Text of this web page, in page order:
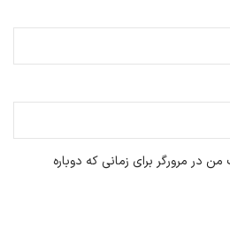
آن را کاهش دهد.
در مرورگر برای زمانی که دوباره